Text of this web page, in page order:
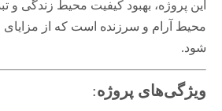
این پروژه، بهبود کیفیت محیط زندگی و
محیط آرام و سرزنده است که از مزایای
شود.
ویژگی‌های پروژه: